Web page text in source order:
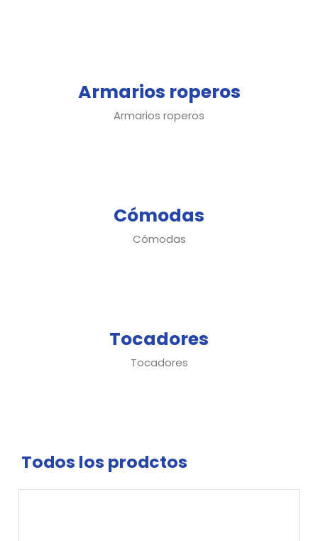
Armarios roperos
Armarios roperos
Cómodas
Cómodas
Tocadores
Tocadores
Todos los prodctos